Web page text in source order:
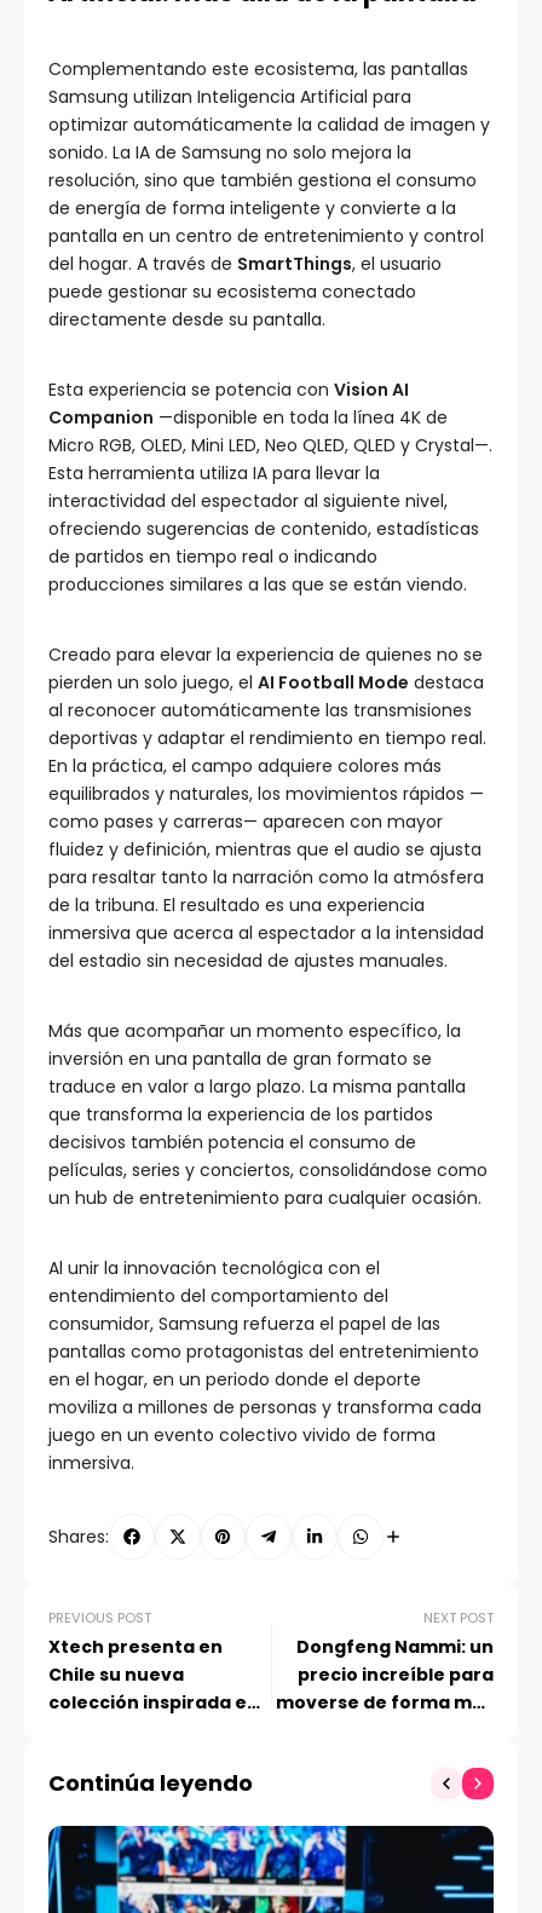
Complementando este ecosistema, las pantallas
Samsung utilizan Inteligencia Artificial para
optimizar automáticamente la calidad de imagen y
sonido. La IA de Samsung no solo mejora la
resolución, sino que también gestiona el consumo
de energía de forma inteligente y convierte a la
pantalla en un centro de entretenimiento y control
del hogar. A través de SmartThings, el usuario
puede gestionar su ecosistema conectado
directamente desde su pantalla.
Esta experiencia se potencia con Vision AI
Companion —disponible en toda la línea 4K de
Micro RGB, OLED, Mini LED, Neo QLED, QLED y Crystal—.
Esta herramienta utiliza IA para llevar la
interactividad del espectador al siguiente nivel,
ofreciendo sugerencias de contenido, estadísticas
de partidos en tiempo real o indicando
producciones similares a las que se están viendo.
Creado para elevar la experiencia de quienes no se
pierden un solo juego, el AI Football Mode destaca
al reconocer automáticamente las transmisiones
deportivas y adaptar el rendimiento en tiempo real.
En la práctica, el campo adquiere colores más
equilibrados y naturales, los movimientos rápidos —
como pases y carreras— aparecen con mayor
fluidez y definición, mientras que el audio se ajusta
para resaltar tanto la narración como la atmósfera
de la tribuna. El resultado es una experiencia
inmersiva que acerca al espectador a la intensidad
del estadio sin necesidad de ajustes manuales.
Más que acompañar un momento específico, la
inversión en una pantalla de gran formato se
traduce en valor a largo plazo. La misma pantalla
que transforma la experiencia de los partidos
decisivos también potencia el consumo de
películas, series y conciertos, consolidándose como
un hub de entretenimiento para cualquier ocasión.
Al unir la innovación tecnológica con el
entendimiento del comportamiento del
consumidor, Samsung refuerza el papel de las
pantallas como protagonistas del entretenimiento
en el hogar, en un periodo donde el deporte
moviliza a millones de personas y transforma cada
juego en un evento colectivo vivido de forma
inmersiva.
Shares:
PREVIOUS POST
Xtech presenta en
Chile su nueva
colección inspirada en
NEXT POST
Dongfeng Nammi: un
precio increíble para
moverse de forma más
Continúa leyendo